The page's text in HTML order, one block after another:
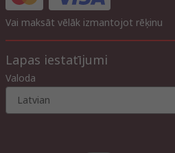
Vai maksāt vēlāk izmantojot rēķinu
Lapas iestatījumi
Valoda
Latvian